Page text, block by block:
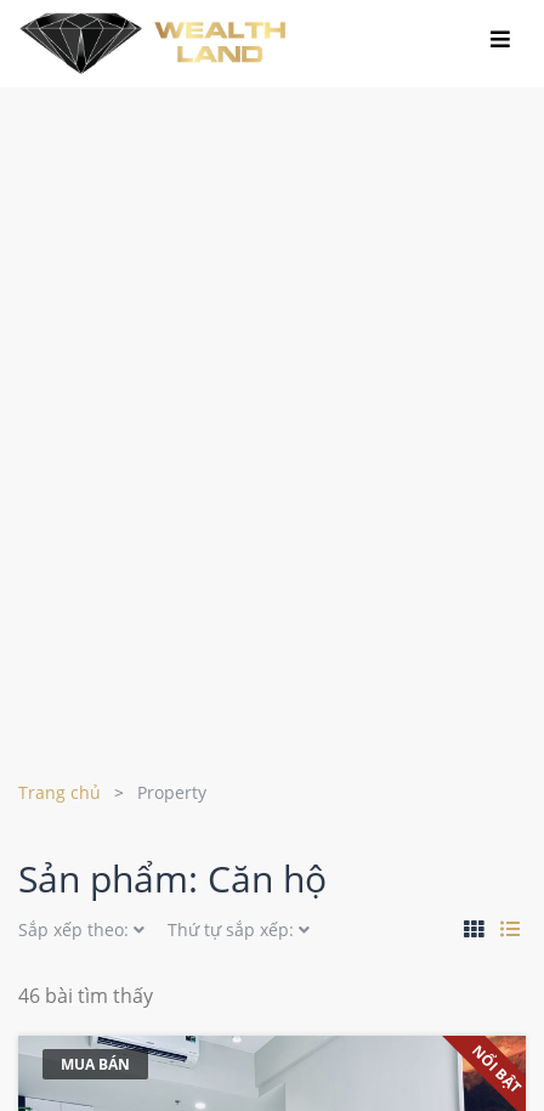
Trang chủ Property
Sản phẩm: Căn hộ
Sắp xếp theo: Thứ tự sắp xếp:
46 bài tìm thấy
MUA BÁN NỔI BẬT